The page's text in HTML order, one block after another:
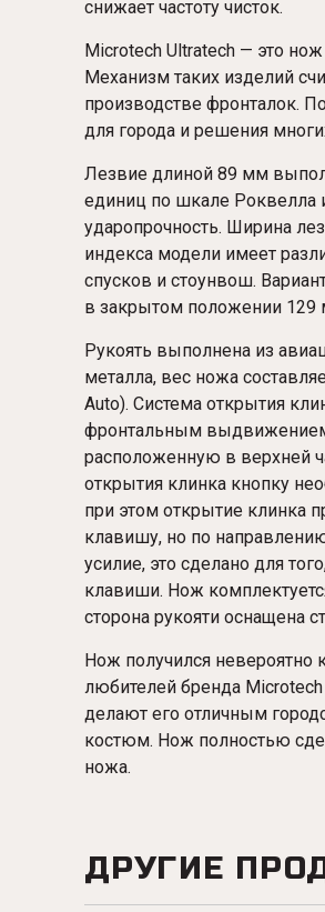
снижает частоту чисток.
Microtech Ultratech — это
Механизм таких изделий
производстве фронталок.
для города и решения
Лезвие длиной 89 мм
единиц по шкале Роквелла
ударопрочность. Ширина
индекса модели имеет
спусков и стоунвош.
в закрытом положении
Рукоять выполнена из
металла, вес ножа
Auto). Система открытия
фронтальным выдвижением
расположенную в верхней
открытия клинка кнопку
при этом открытие клинка
клавишу, но по
усилие, это сделано для
клавиши. Нож
сторона рукояти оснащена
Нож получился
любителей бренда Microtech
делают его отличным
костюм. Нож полностью
ножа.
ДРУГИЕ